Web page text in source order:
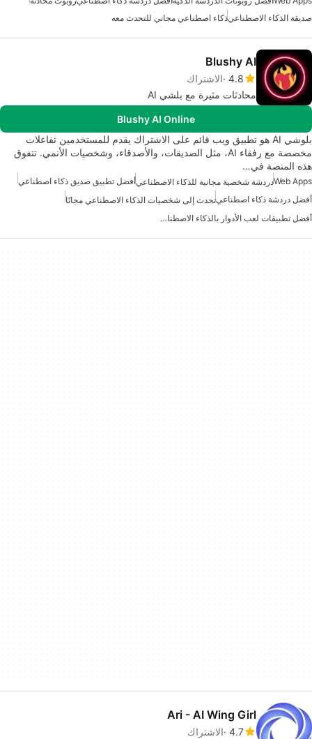
صديقة الذكاء الاصطناعيذكاء اصطناعي مجاني للتحدث معه
Blushy AI
4.8 الاشتراك
محادثات مثيرة مع بلشي AI
Blushy AI Online
بلوشي AI هو تطبيق ويب قائم على الاشتراك يقدم للمستخدمين تفاعلات
مخصصة مع رفقاء AI، مثل الصديقات، والأصدقاء، وشخصيات الأنمي. تتفوق
هذه المنصة في…
Web Appsدردشة شخصية مجانية للذكاء الاصطناعيأفضل تطبيق صديق ذكاء اصطناعي
أفضل دردشة ذكاء اصطناعيتحدث إلى شخصيات الذكاء الاصطناعي مجانًا
أفضل تطبيقات لعب الأدوار بالذكاء الاصطناعي
Ari - AI Wing Girl
4.7 الاشتراك